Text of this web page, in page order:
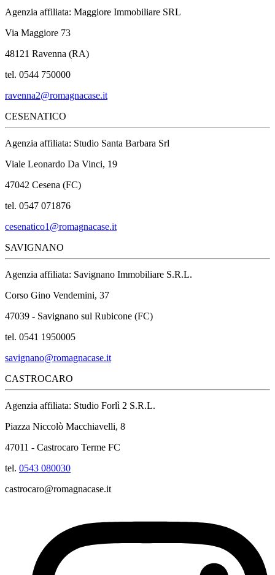
Agenzia affiliata: Maggiore Immobiliare SRL
Via Maggiore 73
48121 Ravenna (RA)
tel. 0544 750000
ravenna2@romagnacase.it
CESENATICO
Agenzia affiliata: Studio Santa Barbara Srl
Viale Leonardo Da Vinci, 19
47042 Cesena (FC)
tel. 0547 071876
cesenatico1@romagnacase.it
SAVIGNANO
Agenzia affiliata: Savignano Immobiliare S.R.L.
Corso Gino Vendemini, 37
47039 - Savignano sul Rubicone (FC)
tel. 0541 1950005
savignano@romagnacase.it
CASTROCARO
Agenzia affiliata: Studio Forlì 2 S.R.L.
Piazza Niccolò Macchiavelli, 8
47011 - Castrocaro Terme FC
tel. 0543 080030
castrocaro@romagnacase.it